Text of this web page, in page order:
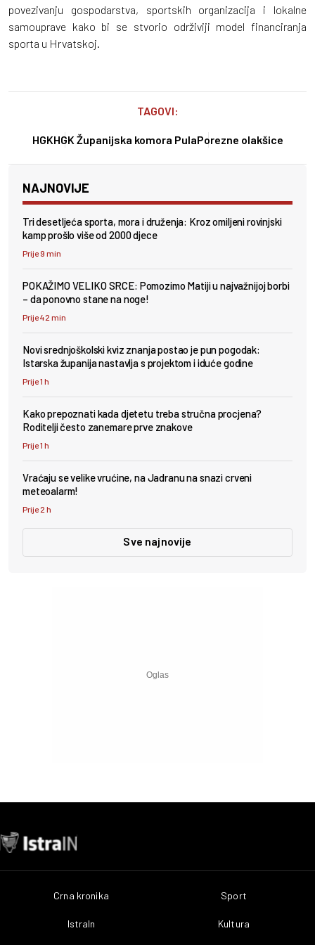
povezivanju gospodarstva, sportskih organizacija i lokalne
samouprave kako bi se stvorio održiviji model financiranja
sporta u Hrvatskoj.
TAGOVI:
HGKHGK Županijska komora PulaPorezne olakšice
NAJNOVIJE
Tri desetljeća sporta, mora i druženja: Kroz omiljeni rovinjski
kamp prošlo više od 2000 djece
Prije 9 min
POKAŽIMO VELIKO SRCE: Pomozimo Matiji u najvažnijoj borbi
– da ponovno stane na noge!
Prije 42 min
Novi srednjoškolski kviz znanja postao je pun pogodak:
Istarska županija nastavlja s projektom i iduće godine
Prije 1 h
Kako prepoznati kada djetetu treba stručna procjena?
Roditelji često zanemare prve znakove
Prije 1 h
Vraćaju se velike vrućine, na Jadranu na snazi crveni
meteoalarm!
Prije 2 h
Sve najnovije
Crna kronika
IstraIn
Sport
Kultura